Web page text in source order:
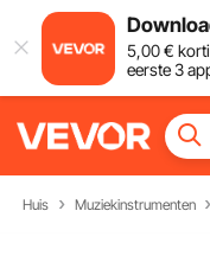
5,00€
eerste 3
Huis Muziekinstrumenten